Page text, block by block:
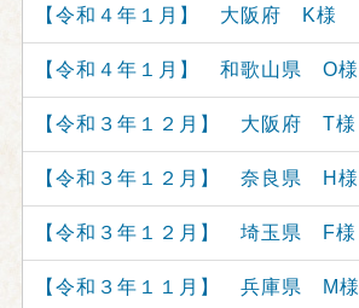
【令和４年１月】 大阪府 K様
【令和４年１月】 和歌山県 O様
【令和３年１２月】 大阪府 T様
【令和３年１２月】 奈良県 H様
【令和３年１２月】 埼玉県 F様
【令和３年１１月】 兵庫県 M様